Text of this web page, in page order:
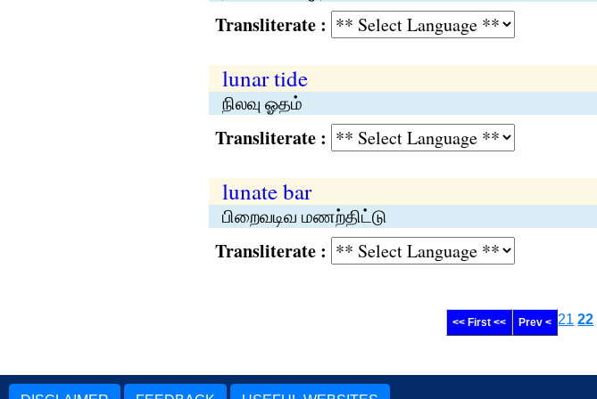
Transliterate :
lunar tide
நிலவு ஓதம்
Transliterate :
lunate bar
பிறைவடிவ மணற்திட்டு
Transliterate :
<< First << Prev < 21 22